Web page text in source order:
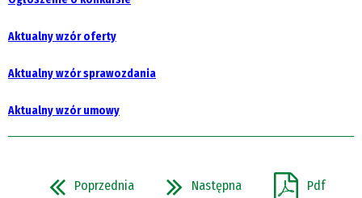
Aktualny wzór oferty
Aktualny wzór sprawozdania
Aktualny wzór umowy
Poprzednia Następna Pdf